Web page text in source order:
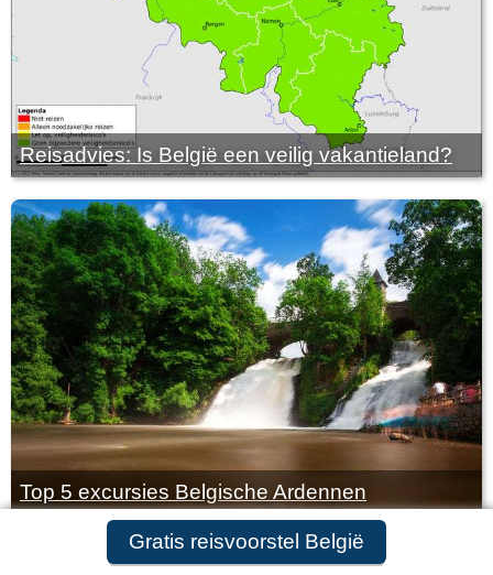
Gratis reisvoorstel aanvragen
Gratis reisvoorstel België
Reisadvies: Is België een veilig vakantieland?
Top 5 excursies Belgische Ardennen